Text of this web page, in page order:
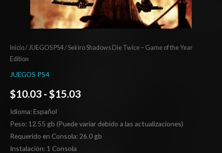
Inicio/JUEGOS PS4/ Sekiro Shadows Die Twice – Game of the Year
Edition
JUEGOS PS4
$10.03 - $15.03
Idioma: Español
Peso: 12.55 gb (Puede variar debido a las actualizaciones)
Requerido en Consola: 26.0 gb
Instalación: 1 Consola